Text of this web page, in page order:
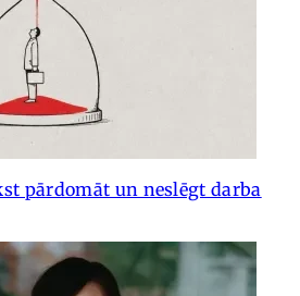
pārdomāt un neslēgt darba